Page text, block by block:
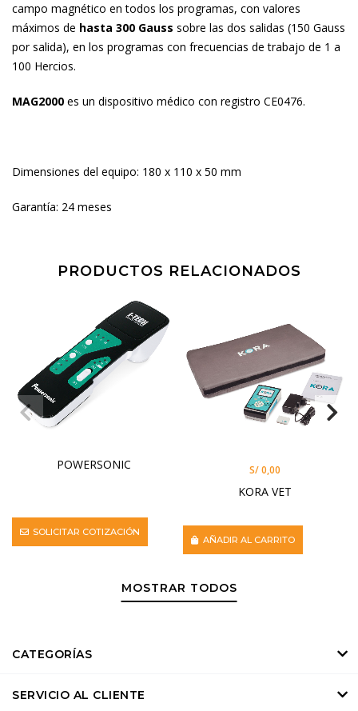
campo magnético en todos los programas, con valores
máximos de hasta 300 Gauss sobre las dos salidas (150 Gauss
por salida), en los programas con frecuencias de trabajo de 1 a
100 Hercios.
MAG2000 es un dispositivo médico con registro CE0476.
Dimensiones del equipo: 180 x 110 x 50 mm
Garantía: 24 meses
PRODUCTOS RELACIONADOS
POWERSONIC
SOLICITAR COTIZACIÓN
KORA VET
S/ 0,00
AÑADIR AL CARRITO
MOSTRAR TODOS
CATEGORÍAS
SERVICIO AL CLIENTE